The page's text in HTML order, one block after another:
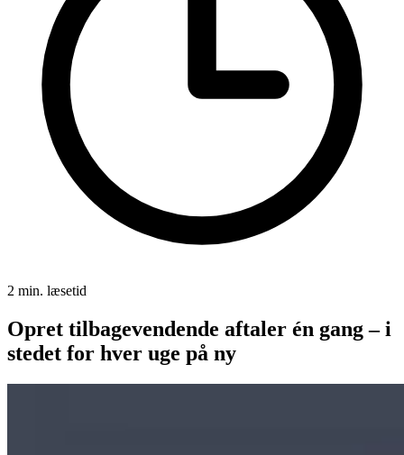
2 min. læsetid
Opret tilbagevendende aftaler én gang – i
stedet for hver uge på ny